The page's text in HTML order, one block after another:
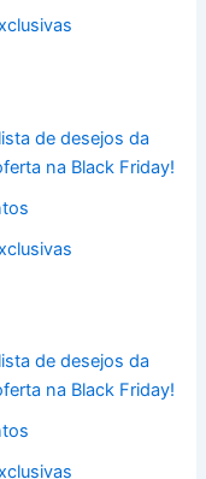
de desejos da
na Black Friday!
de desejos da
na Black Friday!